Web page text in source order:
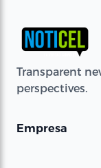
Transparent
perspectives.
Empresa